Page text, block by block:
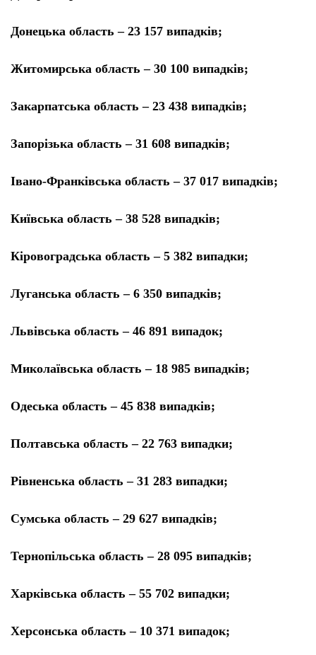
Донецька область – 23 157 випадків;
Житомирська область – 30 100 випадків;
Закарпатська область – 23 438 випадків;
Запорізька область – 31 608 випадків;
Івано-Франківська область – 37 017 випадків;
Київська область – 38 528 випадків;
Кіровоградська область – 5 382 випадки;
Луганська область – 6 350 випадків;
Львівська область – 46 891 випадок;
Миколаївська область – 18 985 випадків;
Одеська область – 45 838 випадків;
Полтавська область – 22 763 випадки;
Рівненська область – 31 283 випадки;
Сумська область – 29 627 випадків;
Тернопільська область – 28 095 випадків;
Харківська область – 55 702 випадки;
Херсонська область – 10 371 випадок;